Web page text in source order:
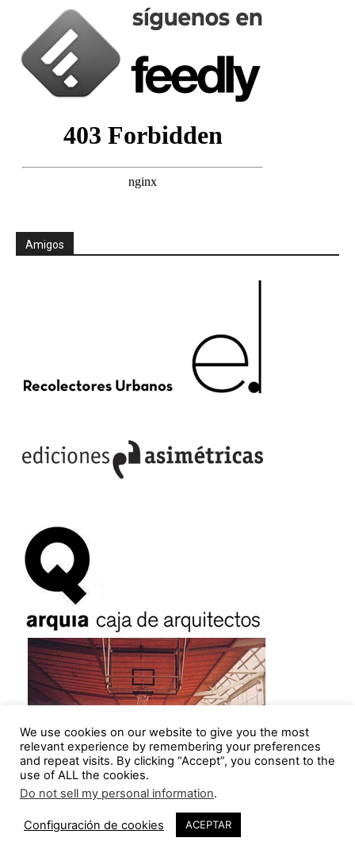
Amigos
¡Los arquitectos ya tenemos convenio!
We use cookies on our website to give you the most
relevant experience by remembering your preferences
and repeat visits. By clicking “Accept”, you consent to the
use of ALL the cookies.
Do not sell my personal information.
Configuración de cookies ACEPTAR